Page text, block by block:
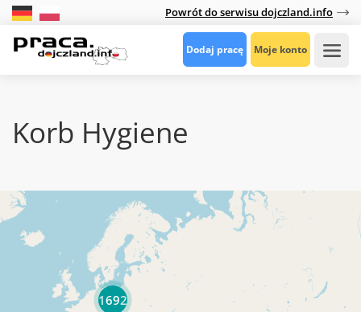
Powrót do serwisu dojczland.info
Dodaj pracę Moje konto
Korb Hygiene
1692